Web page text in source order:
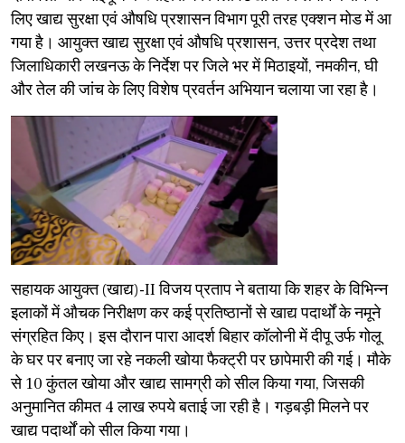
लिए खाद्य सुरक्षा एवं औषधि प्रशासन विभाग पूरी तरह एक्शन मोड में आ
गया है। आयुक्त खाद्य सुरक्षा एवं औषधि प्रशासन, उत्तर प्रदेश तथा
जिलाधिकारी लखनऊ के निर्देश पर जिले भर में मिठाइयों, नमकीन, घी
और तेल की जांच के लिए विशेष प्रवर्तन अभियान चलाया जा रहा है।
​सहायक आयुक्त (खाद्य)-II विजय प्रताप ने बताया कि शहर के विभिन्न
इलाकों में औचक निरीक्षण कर कई प्रतिष्ठानों से खाद्य पदार्थों के नमूने
संग्रहित किए। इस दौरान पारा आदर्श बिहार कॉलोनी में दीपू उर्फ गोलू
के घर पर बनाए जा रहे नकली खोया फैक्ट्री पर छापेमारी की गई। मौके
से 10 कुंतल खोया और खाद्य सामग्री को सील किया गया, जिसकी
अनुमानित कीमत 4 लाख रुपये बताई जा रही है। गड़बड़ी मिलने पर
खाद्य पदार्थों को सील किया गया।